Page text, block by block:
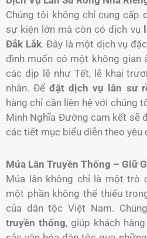
Chúng tôi không chỉ cung cấp
sự kiện lớn mà còn có dịch vụ
Đắk Lắk. Đây là một dịch vụ
đình muốn có một không gian
các dịp lễ như Tết, lễ khai
nhân. Đểđặt dịch vụ lân sư
hàng chỉ cần liên hệ với chúng
Minh Nghĩa Đường cam kết sẽ
các tiết mục biểu diễn theo yêu
Múa Lân Truyền Thống – Giữ
Múa lân không chỉ là một trò
một phần không thể thiếu
của dân tộc Việt Nam.
truyền thống, giúp khách